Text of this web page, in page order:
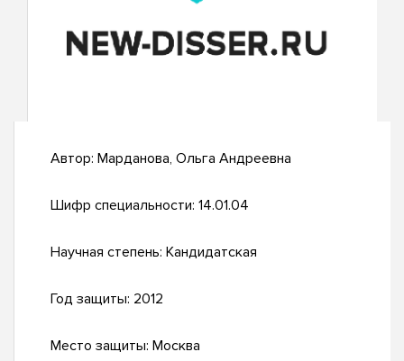
Автор: Марданова, Ольга Андреевна
Шифр специальности: 14.01.04
Научная степень: Кандидатская
Год защиты: 2012
Место защиты: Москва